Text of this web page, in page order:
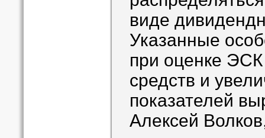
виде
Указанные
при оценке
средств и
показателей
Алексей